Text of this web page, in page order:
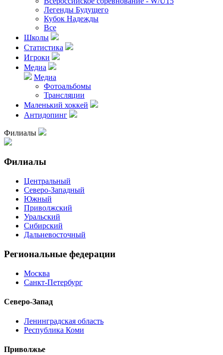
Легенды Будущего
Кубок Надежды
Все
Школы
Статистика
Игроки
Медиа
Медиа
Фотоальбомы
Трансляции
Маленький хоккей
Антидопинг
Филиалы
Филиалы
Центральный
Северо-Западный
Южный
Приволжский
Уральский
Сибирский
Дальневосточный
Региональные федерации
Москва
Санкт-Петербург
Северо-Запад
Ленинградская область
Республика Коми
Приволжье